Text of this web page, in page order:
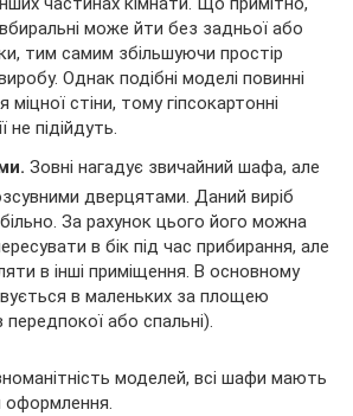
може йти без задньої або
тим самим збільшуючи простір
Однак подібні моделі повинні
міцної стіни, тому гіпсокартонні
не підійдуть.
Зовні нагадує звичайний шафа, але
дверцятами. Даний виріб
За рахунок цього його можна
в бік під час прибирання, але
в інші приміщення. В основному
в маленьких за площею
передпокої або спальні).
моделей, всі шафи мають
оформлення.